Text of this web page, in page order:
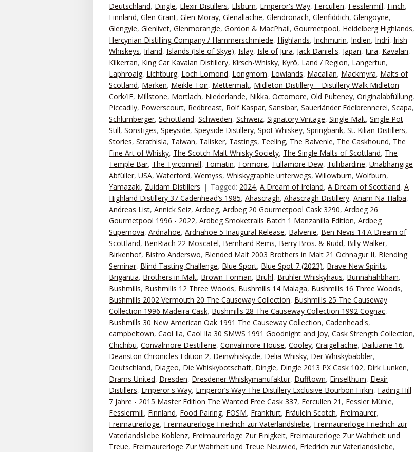
Deutschland, Dingle, Elexir Distillers, Elsburn, Emperor's Way, Fercullen, Fesslermill, Finch,
Finnland, Glen Grant, Glen Moray, Glenallachie, Glendronach, Glenfiddich, Glengoyne,
Glengyle, Glenlivet, Glenmorangie, Gordon & MacPhail, Gourmetpool, Heidelberg Highlands,
Hercynian Distilling Company / Hammerschmiede, Highlands, Inchmurin, Indien, Indri, Irish
Whiskeys, Irland, Islands (Isle of Skye), Islay, Isle of Jura, Jack Daniel's, Japan, Jura, Kavalan,
Kilkerran, King Car Kavalan Distillery, Kirsch-Whisky, Kyrö, Land / Region, Langertun,
Laphroaig, Lichtburg, Loch Lomond, Longmorn, Lowlands, Macallan, Mackmyra, Malts of
Scotland, Marken, Meikle Toir, Mettermalt, Midleton Distillery – Distillery Walk Midleton
Cork/IE, Millstone, Mortlach, Niederlande, Nikka, Octomore, Old Pulteney, Originalabfüllung,
Piccadily, Powerscourt, Redbreast, Rolf Kaspar, Sansibar, Sauerländer Edelbrennerei, Scapa,
Schlumberger, Schottland, Schweden, Schweiz, Signatory Vintage, Single Malt, Single Pot
Still, Sonstiges, Speyside, Speyside Distillery, Spot Whiskey, Springbank, St. Kilian Distillers,
Stories, Strathisla, Taiwan, Talisker, Tastings, Teeling, The Balvenie, The Caskhound, The
Fine Art of Whisky, The Scotch Malt Whisky Society, The Single Malts of Scottland, The
Temple Bar, The Tyrconnell, Tomatin, Tormore, Tullamore Dew, Tullibardine, Unabhängige
Abfüller, USA, Waterford, Wemyss, Whiskygraphie unterwegs, Willowburn, Wolfburn,
Yamazaki, Zuidam Distillers Tagged: 2024, A Dream of Ireland, A Dream of Scottland, A
Highland Distillery 37 Cadenhead‘s 1985, Ahascragh, Ahascragh Distillery, Anam Na-Halba,
Andreas List, Annick Seiz, Ardbeg, Ardbeg 20 Gourmetpool Cask 3290, Ardbeg 26
Gourmetpool 1996 - 2022, Ardbeg Smoketrails Batch 1 Manzanilla Edition, Ardbeg
Supernova, Ardnahoe, Ardnahoe 5 Inaugural Release, Balvenie, Ben Nevis 14 A Dream of
Scottland, BenRiach 22 Moscatel, Bernhard Rems, Berry Bros. & Rudd, Billy Walker,
Birkenhof, Bistro Anderswo, Blended Malt 2003 Brothers in Malt 21 Ochnagur II, Blending
Seminar, Blind Tasting Challenge, Blue Sport, Blue Spot 7 (2023), Brave New Spirits,
Brigantia, Brothers in Malt, Brown-Forman, Brühl, Brühler Whiskyhaus, Bunnahahbhain,
Bushmills, Bushmills 12 Three Woods, Bushmills 14 Malaga, Bushmills 16 Three Woods,
Bushmills 2002 Vermouth 20 The Causeway Collection, Bushmills 25 The Causeway
Collection 1996 Madeira Cask, Bushmills 28 The Causeway Collection 1992 Cognac,
Bushmills 30 New American Oak 1991 The Causeway Collection, Cadenhead's,
campbeltown, Caol Ila, Caol Ila 30 SMWS 1991 Goodnight and Joy, Cask Strength Collection,
Chichibu, Convalmore Destillerie, Convalmore House, Cooley, Craigellachie, Dailuaine 16,
Deanston Chronicles Edition 2, Deinwhisky.de, Delia Whisky, Der Whiskybabbler,
Deutschland, Diageo, Die Whiskybotschaft, Dingle, Dingle 2013 PX Cask 102, Dirk Lunken,
Drams United, Dresden, Dresdener Whiskymanufaktur, Dufftown, Einselthum, Elexir
Distillers, Emperor's Way, Emperor’s Way The Distillery Exclusive Bourbon Firkin, Fading Hill
7 Jahre - 2015 Master Edition The Wanted Free Cask 337, Fercullen 21 , Fessler Mühle,
Fesslermill, Finnland, Food Pairing, FOSM, Frankfurt, Fräulein Scotch, Freimaurer,
Freimaurerloge, Freimaurerloge Friedrich zur Vaterlandsliebe, Freimaurerloge Friedrich zur
Vaterlandsliebe Koblenz, Freimaurerloge Zur Einigkeit, Freimaurerloge Zur Wahrheit und
Treue, Freimaurerloge Zur Wahrheit und Treue Neuwied, Friedrich zur Vaterlandsliebe,